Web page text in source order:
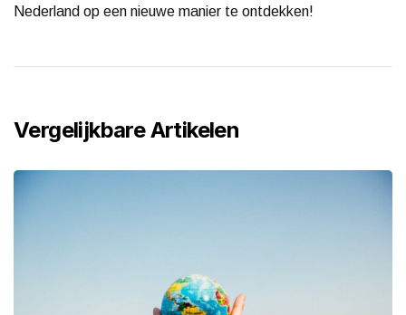
Nederland op een nieuwe manier te ontdekken!
Vergelijkbare Artikelen